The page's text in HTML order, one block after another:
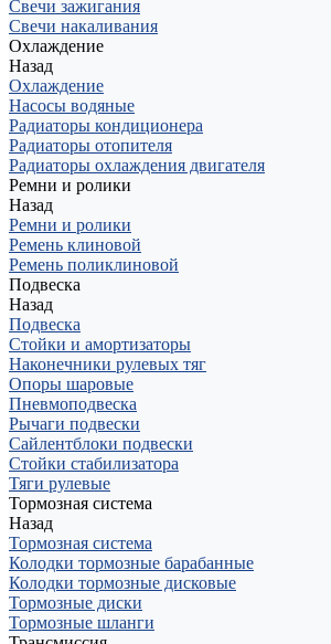
Свечи зажигания
Свечи накаливания
Охлаждение
Назад
Охлаждение
Насосы водяные
Радиаторы кондиционера
Радиаторы отопителя
Радиаторы охлаждения двигателя
Ремни и ролики
Назад
Ремни и ролики
Ремень клиновой
Ремень поликлиновой
Подвеска
Назад
Подвеска
Стойки и амортизаторы
Наконечники рулевых тяг
Опоры шаровые
Пневмоподвеска
Рычаги подвески
Сайлентблоки подвески
Стойки стабилизатора
Тяги рулевые
Тормозная система
Назад
Тормозная система
Колодки тормозные барабанные
Колодки тормозные дисковые
Тормозные диски
Тормозные шланги